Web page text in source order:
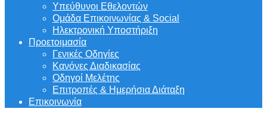
Υπεύθυνοι Εθελοντών
Ομάδα Επικοινωνίας & Social
Ηλεκτρονική Υποστήριξη
Προετοιμασία
Γενικές Οδηγίες
Κανόνες Διαδικασίας
Οδηγοί Μελέτης
Επιτροπές & Ημερήσια Διάταξη
Επικοινωνία